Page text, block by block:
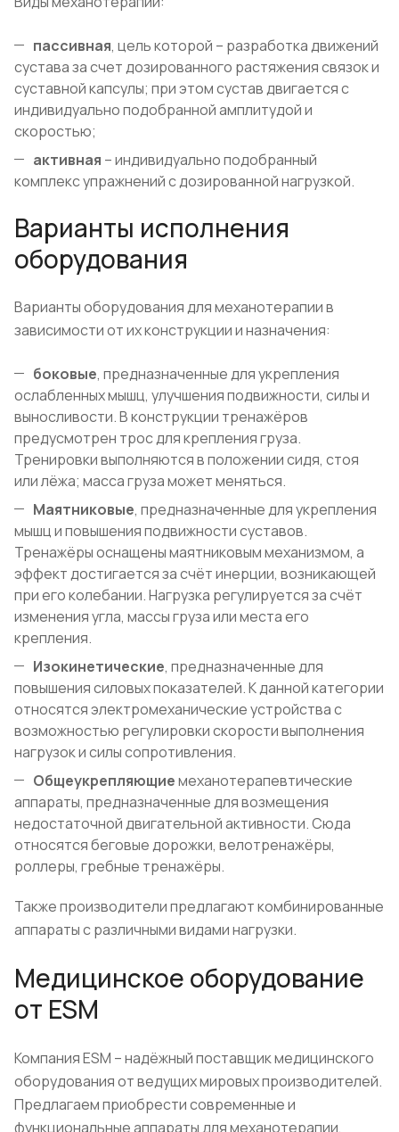
пассивная, цель которой – разработка движений
сустава за счет дозированного растяжения связок и
суставной капсулы; при этом сустав двигается с
индивидуально подобранной амплитудой и
скоростью;
активная – индивидуально подобранный
комплекс упражнений с дозированной нагрузкой.
Варианты исполнения
оборудования
Варианты оборудования для механотерапии в
зависимости от их конструкции и назначения:
боковые, предназначенные для укрепления
ослабленных мышц, улучшения подвижности, силы и
выносливости. В конструкции тренажёров
предусмотрен трос для крепления груза.
Тренировки выполняются в положении сидя, стоя
или лёжа; масса груза может меняться.
Маятниковые, предназначенные для укрепления
мышц и повышения подвижности суставов.
Тренажёры оснащены маятниковым механизмом, а
эффект достигается за счёт инерции, возникающей
при его колебании. Нагрузка регулируется за счёт
изменения угла, массы груза или места его
крепления.
Изокинетические, предназначенные для
повышения силовых показателей. К данной категории
относятся электромеханические устройства с
возможностью регулировки скорости выполнения
нагрузок и силы сопротивления.
Общеукрепляющиемеханотерапевтические
аппараты, предназначенные для возмещения
недостаточной двигательной активности. Сюда
относятся беговые дорожки, велотренажёры,
роллеры, гребные тренажёры.
Также производители предлагают комбинированные
аппараты с различными видами нагрузки.
Медицинское оборудование
от ESM
Компания ESM – надёжный поставщик медицинского
оборудования от ведущих мировых производителей.
Предлагаем приобрести современные и
функциональные аппараты для механотерапии,